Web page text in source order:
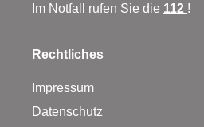
Im Notfall rufen Sie die 112 !
Rechtliches
Impressum
Datenschutz